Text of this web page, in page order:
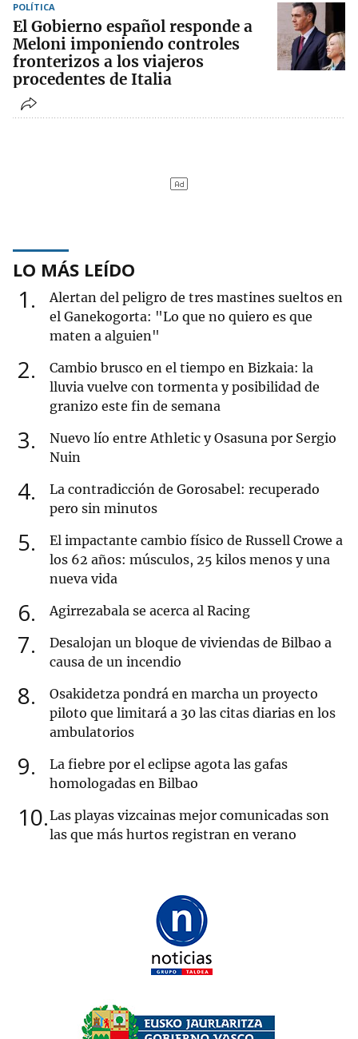
POLÍTICA
El Gobierno español responde a
Meloni imponiendo controles
fronterizos a los viajeros
procedentes de Italia
LO MÁS LEÍDO
1
Alertan del peligro de tres mastines sueltos en
el Ganekogorta: "Lo que no quiero es que
maten a alguien"
2
Cambio brusco en el tiempo en Bizkaia: la
lluvia vuelve con tormenta y posibilidad de
granizo este fin de semana
3
Nuevo lío entre Athletic y Osasuna por Sergio
Nuin
4
La contradicción de Gorosabel: recuperado
pero sin minutos
5
El impactante cambio físico de Russell Crowe a
los 62 años: músculos, 25 kilos menos y una
nueva vida
6 Agirrezabala se acerca al Racing
7
Desalojan un bloque de viviendas de Bilbao a
causa de un incendio
8
Osakidetza pondrá en marcha un proyecto
piloto que limitará a 30 las citas diarias en los
ambulatorios
9
La fiebre por el eclipse agota las gafas
homologadas en Bilbao
10 Las playas vizcainas mejor comunicadas son
las que más hurtos registran en verano